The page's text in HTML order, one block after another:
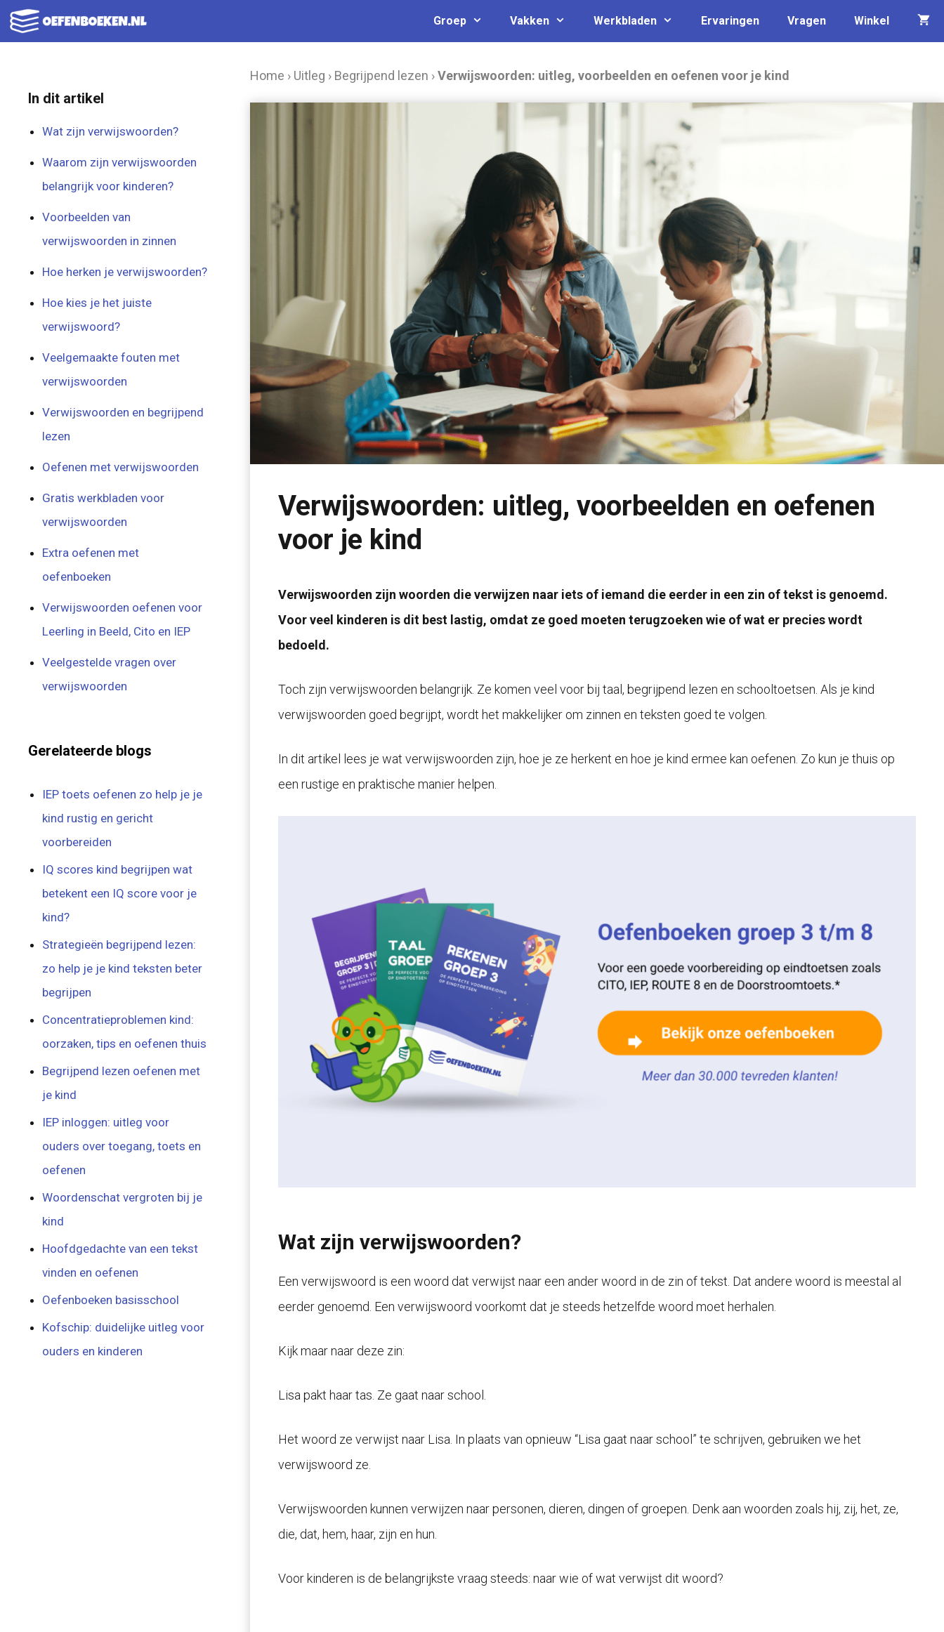
Ga
naar
Groep Vakken Werkbladen Ervaringen Vragen Winkel
Home › Uitleg › Begrijpend lezen ›Verwijswoorden: uitleg, voorbeelden en oefenen voor je kind
Verwijswoorden: uitleg, voorbeelden en oefenen
voor je kind
Verwijswoorden zijn woorden die verwijzen naar iets of iemand die eerder in een zin of tekst is genoemd.
Voor veel kinderen is dit best lastig, omdat ze goed moeten terugzoeken wie of wat er precies wordt
bedoeld.
Toch zijn verwijswoorden belangrijk. Ze komen veel voor bij taal, begrijpend lezen en schooltoetsen. Als je kind
verwijswoorden goed begrijpt, wordt het makkelijker om zinnen en teksten goed te volgen.
In dit artikel lees je wat verwijswoorden zijn, hoe je ze herkent en hoe je kind ermee kan oefenen. Zo kun je thuis op
een rustige en praktische manier helpen.
Wat zijn verwijswoorden?
Een verwijswoord is een woord dat verwijst naar een ander woord in de zin of tekst. Dat andere woord is meestal al
eerder genoemd. Een verwijswoord voorkomt dat je steeds hetzelfde woord moet herhalen.
Kijk maar naar deze zin:
Lisa pakt haar tas. Ze gaat naar school.
Het woord ze verwijst naar Lisa. In plaats van opnieuw “Lisa gaat naar school” te schrijven, gebruiken we het
verwijswoord ze.
Verwijswoorden kunnen verwijzen naar personen, dieren, dingen of groepen. Denk aan woorden zoals hij, zij, het, ze,
die, dat, hem, haar, zijn en hun.
Voor kinderen is de belangrijkste vraag steeds: naar wie of wat verwijst dit woord?
In dit artikel
Wat zijn verwijswoorden?
Waarom zijn verwijswoorden
belangrijk voor kinderen?
Voorbeelden van
verwijswoorden in zinnen
Hoe herken je verwijswoorden?
Hoe kies je het juiste
verwijswoord?
Veelgemaakte fouten met
verwijswoorden
Verwijswoorden en begrijpend
lezen
Oefenen met verwijswoorden
Gratis werkbladen voor
verwijswoorden
Extra oefenen met
oefenboeken
Verwijswoorden oefenen voor
Leerling in Beeld, Cito en IEP
Veelgestelde vragen over
verwijswoorden
Gerelateerde blogs
IEP toets oefenen zo help je je
kind rustig en gericht
voorbereiden
IQ scores kind begrijpen wat
betekent een IQ score voor je
kind?
Strategieën begrijpend lezen:
zo help je je kind teksten beter
begrijpen
Concentratieproblemen kind:
oorzaken, tips en oefenen thuis
Begrijpend lezen oefenen met
je kind
IEP inloggen: uitleg voor
ouders over toegang, toets en
oefenen
Woordenschat vergroten bij je
kind
Hoofdgedachte van een tekst
vinden en oefenen
Oefenboeken basisschool
Kofschip: duidelijke uitleg voor
ouders en kinderen